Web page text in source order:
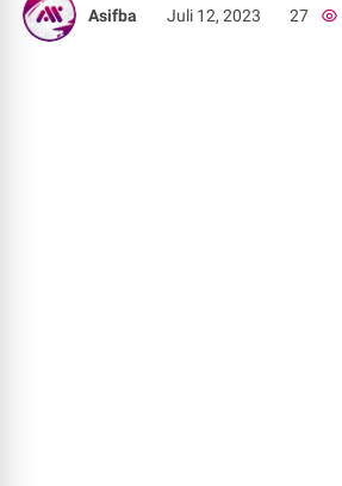
Asifba Juli 12, 2023 27